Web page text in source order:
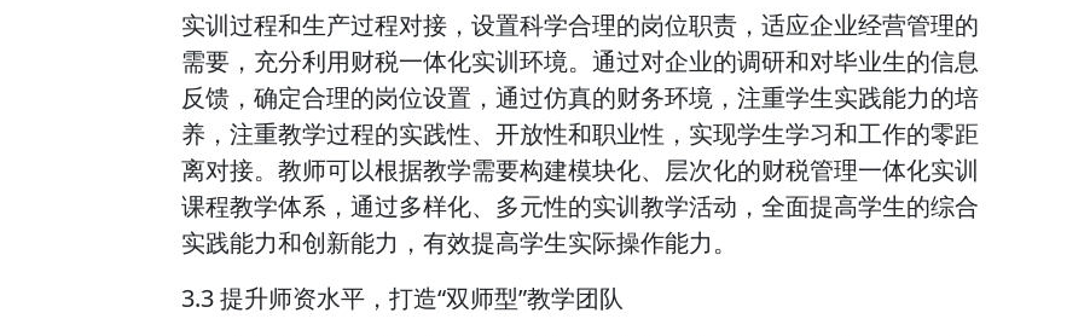
实训过程和生产过程对接，设置科学合理的岗位职责，适应企业经营管理的
需要，充分利用财税一体化实训环境。通过对企业的调研和对毕业生的信息
反馈，确定合理的岗位设置，通过仿真的财务环境，注重学生实践能力的培
养，注重教学过程的实践性、开放性和职业性，实现学生学习和工作的零距
离对接。教师可以根据教学需要构建模块化、层次化的财税管理一体化实训
课程教学体系，通过多样化、多元性的实训教学活动，全面提高学生的综合
实践能力和创新能力，有效提高学生实际操作能力。
3.3 提升师资水平，打造“双师型”教学团队